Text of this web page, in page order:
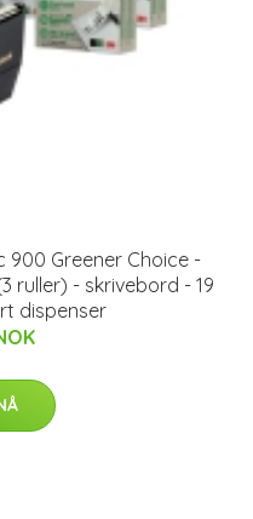
900 Greener Choice -
ruller) - skrivebord - 19
dispenser